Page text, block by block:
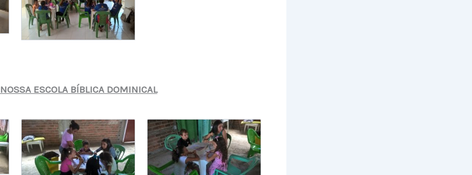
NOSSA ESCOLA BÍBLICA DOMINICAL